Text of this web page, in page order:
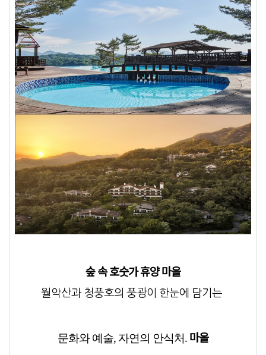
숲 속 호숫가 휴양 마을
월악산과 청풍호의 풍광이 한눈에 담기는
문화와 예술, 자연의 안식처. 마을